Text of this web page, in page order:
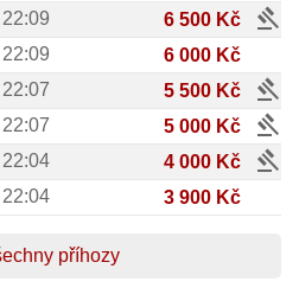
22:09 6 500 Kč gavel
22:09
6 000 Kč
22:07 5 500 Kč gavel
22:07 5 000 Kč gavel
22:04 4 000 Kč gavel
22:04 3 900 Kč
příhozy